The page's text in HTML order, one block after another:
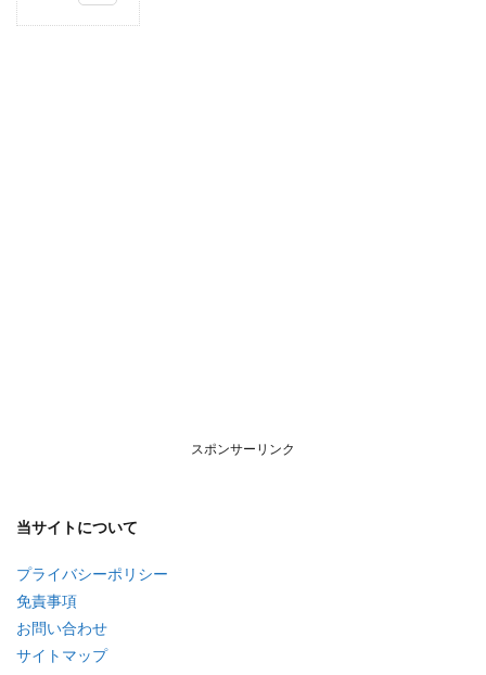
スポンサーリンク
当サイトについて
プライバシーポリシー
免責事項
お問い合わせ
サイトマップ